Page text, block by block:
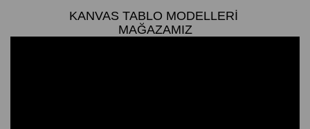
KANVAS TABLO MODELLERI
MAĞAZAMIZ